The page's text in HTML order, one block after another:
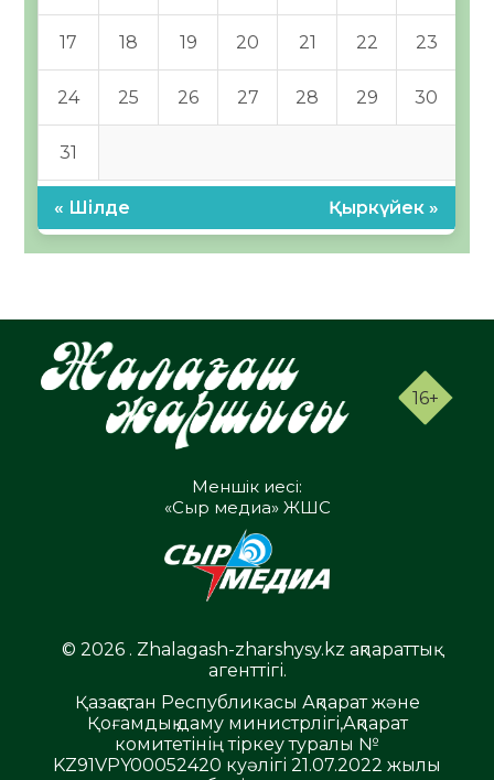
17 18 19 20 21 22 23
24 25 26 27 28 29 30
31
« Шілде Қыркүйек »
16+
Меншік иесі:
«Сыр медиа» ЖШС
© 2026 . Zhalagash-zharshysy.kz ақпараттық
агенттігі.
Қазақстан Республикасы Ақпарат және
Қоғамдық даму министрлігі,Ақпарат
комитетінің тіркеу туралы №
KZ91VPY00052420 куәлігі 21.07.2022 жылы